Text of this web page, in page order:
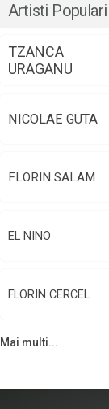
Artisti Populari
TZANCA
URAGANU
NICOLAE GUTA
FLORIN SALAM
EL NINO
FLORIN CERCEL
Mai multi...